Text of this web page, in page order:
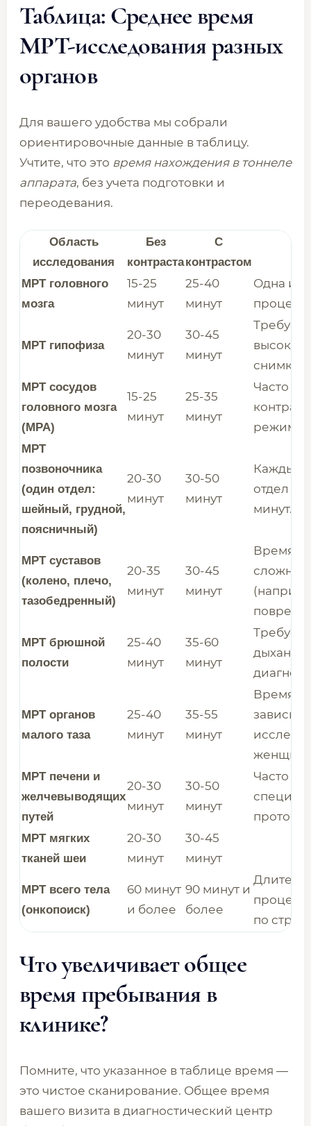
Таблица: Среднее время
МРТ-исследования разных
органов
Для вашего удобства мы собрали
ориентировочные данные в таблицу.
Учтите, что это время нахождения в тоннеле
аппарата, без учета подготовки и
переодевания.
Область
исследования
Без
контраста
С
контрастом
МРТ головного
мозга
15-25
минут
25-40
минут
Одна из
МРТ гипофиза
20-30
минут
30-45
минут
Требует
снимков
МРТ сосудов
головного мозга
(МРА)
15-25
минут
25-35
минут
Часто
режим).
МРТ
позвоночника
(один отдел:
шейный, грудной,
поясничный)
20-30
минут
30-50
минут
Каждый
отдел
минут.
МРТ суставов
(колено, плечо,
тазобедренный)
20-35
минут
30-45
минут
Время
МРТ брюшной
полости
25-40
минут
35-60
минут
Требует
дыхания
МРТ органов
малого таза
25-40
минут
35-55
минут
Время
МРТ печени и
желчевыводящих
путей
20-30
минут
30-50
минут
Часто
МРТ мягких
тканей шеи
20-30
минут
30-45
минут
МРТ всего тела
(онкопоиск)
60 минут
и более
90 минут и
более
по
Что увеличивает общее
время пребывания в
клинике?
Помните, что указанное в таблице время —
это чистое сканирование. Общее время
вашего визита в диагностический центр